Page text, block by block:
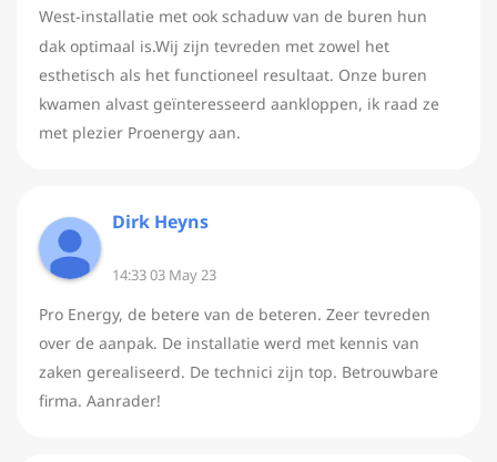
West-installatie met ook schaduw van de buren hun
dak optimaal is.Wij zijn tevreden met zowel het
esthetisch als het functioneel resultaat. Onze buren
kwamen alvast geïnteresseerd aankloppen, ik raad ze
met plezier Proenergy aan.
Dirk Heyns
14:33 03 May 23
Pro Energy, de betere van de beteren. Zeer tevreden
over de aanpak. De installatie werd met kennis van
zaken gerealiseerd. De technici zijn top. Betrouwbare
firma. Aanrader!